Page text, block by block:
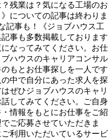
残業は？気になる工場のお
についての記事は終わりま
記事も！《ジョブハウス工
事も多数掲載しております
なってみてください。お仕
ハウスのキャリアコンサル
もとお仕事探しを一人です
中で自分にあった求人を探
ぜひジョブハウスのキャリ
してみてください。ご自身
情報をもとにお仕事をご紹
ご応募させていただきま
利用いただいているサービ